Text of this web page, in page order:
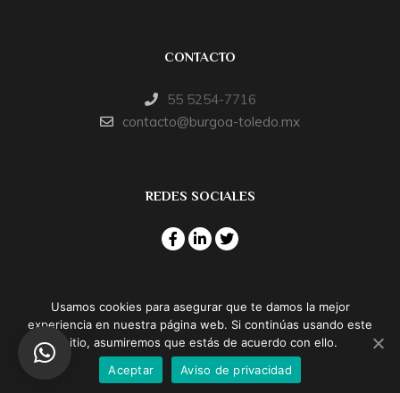
CONTACTO
55 5254-7716
contacto@burgoa-toledo.mx
REDES SOCIALES
© Burgoa Toledo & Asociados, S.C. Derechos Reservados,
Aviso de Privacidad
Usamos cookies para asegurar que te damos la mejor
experiencia en nuestra página web. Si continúas usando este
sitio, asumiremos que estás de acuerdo con ello.
Aceptar
Aviso de privacidad